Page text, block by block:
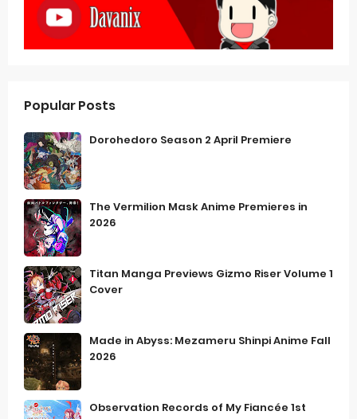
Popular Posts
Dorohedoro Season 2 April Premiere
The Vermilion Mask Anime Premieres in
2026
Titan Manga Previews Gizmo Riser Volume 1
Cover
Made in Abyss: Mezameru Shinpi Anime Fall
2026
Observation Records of My Fiancée 1st